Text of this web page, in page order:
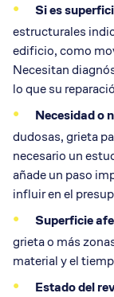
Si es
estructurales
edificio, como
Necesitan
lo que su
Necesidad o
dudosas, grieta
necesario un
añade un paso
influir en el
Superficie
grieta o más
material y el
Estado del